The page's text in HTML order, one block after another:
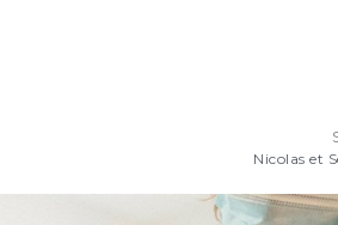
Nicolas et